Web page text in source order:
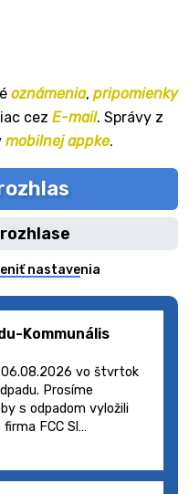
oznámenia, pripomienky
cez E-mail. Správy z
mobilnej appke.
nastavenia
Kommunális
vo štvrtok
Prosíme
s odpadom vyložili
FCC Sl…